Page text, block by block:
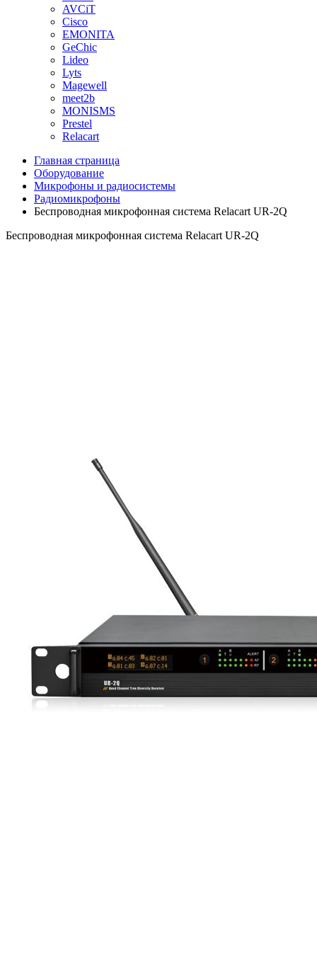
AVCiT
Cisco
EMONITA
GeChic
Lideo
Lyts
Magewell
meet2b
MONISMS
Prestel
Relacart
Главная страница
Оборудование
Микрофоны и радиосистемы
Радиомикрофоны
Беспроводная микрофонная система Relacart UR-2Q
Беспроводная микрофонная система Relacart UR-2Q